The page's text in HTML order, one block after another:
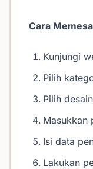
Cara
Kunjungi
Pilih
Pilih
Masukkan
Isi data
Lakukan